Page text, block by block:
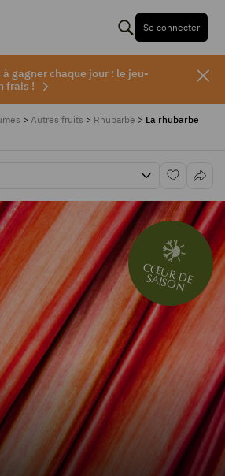
Se connecter
gagner chaque jour : le jeu-
frais !
> Autres fruits > Rhubarbe > La rhubarbe
CŒUR DE
SAISON